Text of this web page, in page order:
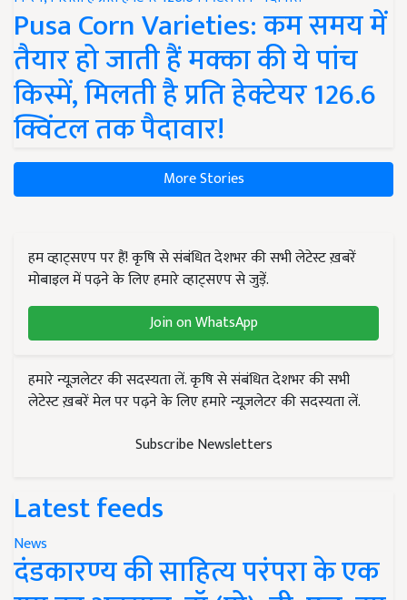
Pusa Corn Varieties: कम समय में
तैयार हो जाती हैं मक्का की ये पांच
किस्में, मिलती है प्रति हेक्टेयर 126.6
क्विंटल तक पैदावार!
More Stories
हम व्हाट्सएप पर हैं! कृषि से संबंधित देशभर की सभी लेटेस्ट ख़बरें
मोबाइल में पढ़ने के लिए हमारे व्हाट्सएप से जुड़ें.
Join on WhatsApp
हमारे न्यूज़लेटर की सदस्यता लें. कृषि से संबंधित देशभर की सभी
लेटेस्ट ख़बरें मेल पर पढ़ने के लिए हमारे न्यूज़लेटर की सदस्यता लें.
Subscribe Newsletters
Latest feeds
News
दंडकारण्य की साहित्य परंपरा के एक